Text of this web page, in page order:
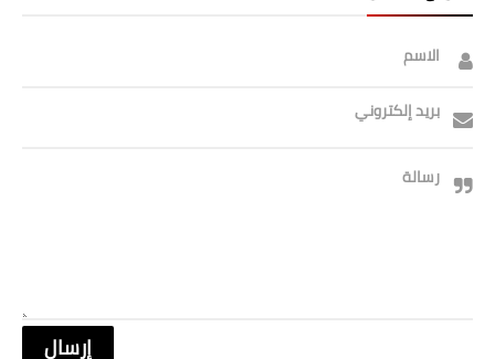
الاسم
بريد إلكتروني
رسالة